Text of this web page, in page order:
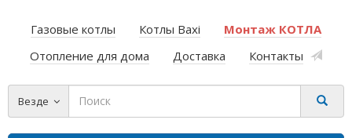
Газовые котлы Котлы Baxi
Монтаж КОТЛА
Отопление для дома
Доставка Контакты
Везде